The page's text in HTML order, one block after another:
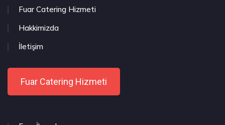
Fuar Catering Hizmeti
Hakkimizda
İletişim
Fuar Catering Hizmeti